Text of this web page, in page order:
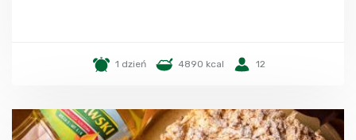
1 dzień 4890 kcal 12